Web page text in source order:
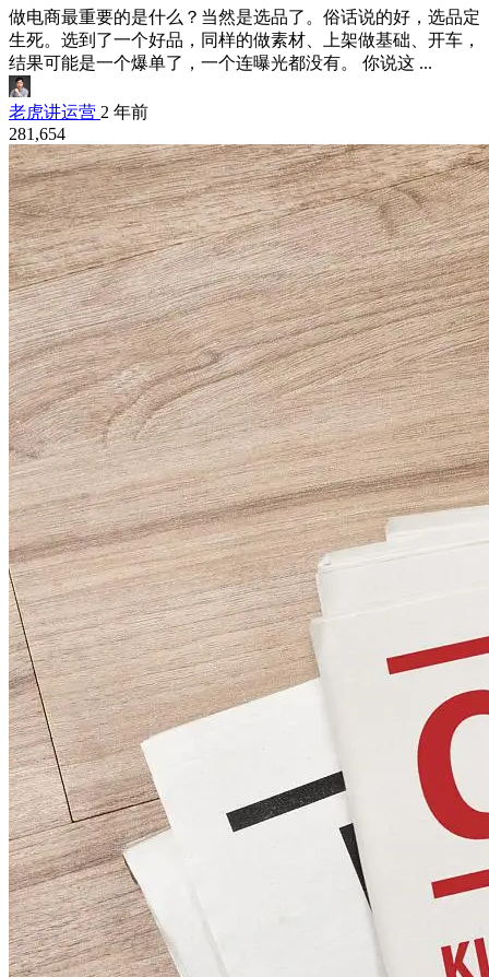
做电商最重要的是什么？当然是选品了。俗话说的好，选品定
生死。选到了一个好品，同样的做素材、上架做基础、开车，
结果可能是一个爆单了，一个连曝光都没有。 你说这 ...
老虎讲运营 2 年前
281,654